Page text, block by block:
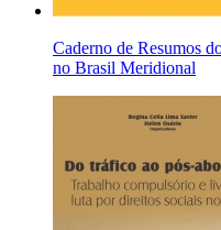
Caderno de Resumos
no Brasil Meridional